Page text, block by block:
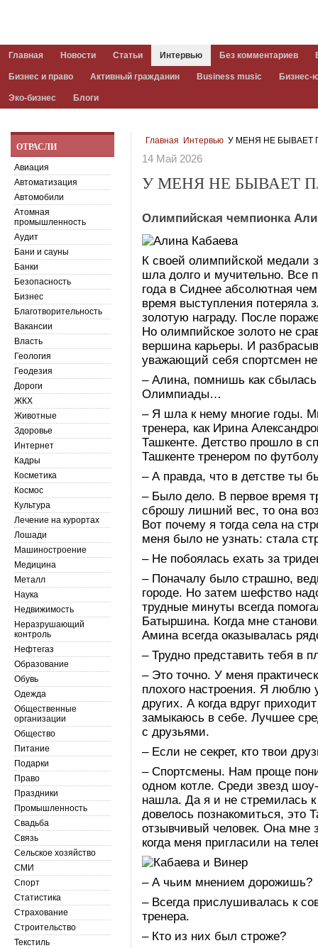
Главная Новости Статьи Интервью Без комментариев
Бизнес и право Активный гражданин Business music Бизнес-
Эко-бизнес Блоги
Главная Интервью У МЕНЯ НЕ БЫВАЕТ
14 Май 2026
У МЕНЯ НЕ БЫВАЕТ
Олимпийская чемпионка
К своей олимпийской медали
шла долго и мучительно. Все
года в Сиднее абсолютная
время выступления потеряла
золотую награду. После
Но олимпийское золото не
вершина карьеры. И
уважающий себя спортсмен не
– Алина, помнишь как
Олимпиады…
– Я шла к нему многие годы.
тренера, как Ирина
Ташкенте. Детство прошло в
Ташкенте тренером по
– А правда, что в детстве ты
– Было дело. В первое время
сброшу лишний вес, то она
Вот почему я тогда села на
меня было не узнать: стала
– Не побоялась ехать за
– Поначалу было страшно,
городе. Но затем шефство
трудные минуты всегда
Батыршина. Когда мне
Амина всегда оказывалась
– Трудно представить тебя в
– Это точно. У меня
плохого настроения. Я люблю
других. А когда вдруг
замыкаюсь в себе. Лучшее
с друзьями.
– Если не секрет, кто твои
– Спортсмены. Нам проще
одном котле. Среди звезд
нашла. Да я и не стремилась
довелось познакомиться, это
отзывчивый человек. Она мне
когда меня пригласили на
– А чьим мнением дорожишь?
– Всегда прислушивалась к
тренера.
– Кто из них был строже?
ОТРАСЛИ
Авиация
Автоматизация
Автомобили
Атомная
промышленность
Аудит
Бани и сауны
Банки
Безопасность
Бизнес
Благотворительность
Вакансии
Власть
Геология
Геодезия
Дороги
ЖКХ
Животные
Здоровье
Интернет
Кадры
Косметика
Космос
Культура
Лечение на курортах
Лошади
Машиностроение
Медицина
Металл
Наука
Недвижимость
Неразрушающий
контроль
Нефтегаз
Образование
Обувь
Одежда
Общественные
организации
Общество
Питание
Подарки
Право
Праздники
Промышленность
Свадьба
Связь
Сельское хозяйство
СМИ
Спорт
Статистика
Страхование
Строительство
Текстиль